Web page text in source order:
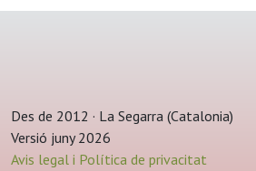
Des de 2012 · La Segarra (Catalonia)
Versió juny 2026
Avis legal i Política de privacitat